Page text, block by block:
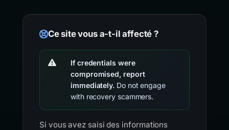
Ce site vous a-t-il affecté ?
If credentials were
compromised, report
immediately. Do not engage
with recovery scammers.
Si vous avez saisi des informations